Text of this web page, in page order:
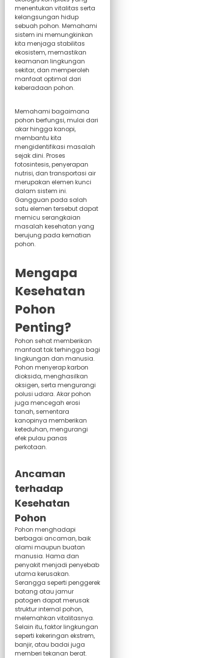
menentukan vitalitas serta
kelangsungan hidup
sebuah pohon. Memahami
sistem ini memungkinkan
kita menjaga stabilitas
ekosistem, memastikan
keamanan lingkungan
sekitar, dan memperoleh
manfaat optimal dari
keberadaan pohon.
Memahami bagaimana
pohon berfungsi, mulai dari
akar hingga kanopi,
membantu kita
mengidentifikasi masalah
sejak dini. Proses
fotosintesis, penyerapan
nutrisi, dan transportasi air
merupakan elemen kunci
dalam sistem ini.
Gangguan pada salah
satu elemen tersebut dapat
memicu serangkaian
masalah kesehatan yang
berujung pada kematian
pohon.
Mengapa
Kesehatan
Pohon
Penting?
Pohon sehat memberikan
manfaat tak terhingga bagi
lingkungan dan manusia.
Pohon menyerap karbon
dioksida, menghasilkan
oksigen, serta mengurangi
polusi udara. Akar pohon
juga mencegah erosi
tanah, sementara
kanopinya memberikan
keteduhan, mengurangi
efek pulau panas
perkotaan.
Ancaman
terhadap
Kesehatan
Pohon
Pohon menghadapi
berbagai ancaman, baik
alami maupun buatan
manusia. Hama dan
penyakit menjadi penyebab
utama kerusakan.
Serangga seperti penggerek
batang atau jamur
patogen dapat merusak
struktur internal pohon,
melemahkan vitalitasnya.
Selain itu, faktor lingkungan
seperti kekeringan ekstrem,
banjir, atau badai juga
memberi tekanan berat.